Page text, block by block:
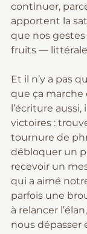
continuer,
apportent la
que nos
fruits —
Et il n’y a pas
que ça marche
l’écriture
victoires :
tournure de
débloquer un
recevoir un
qui a aimé
parfois une
à relancer
nous dépasser